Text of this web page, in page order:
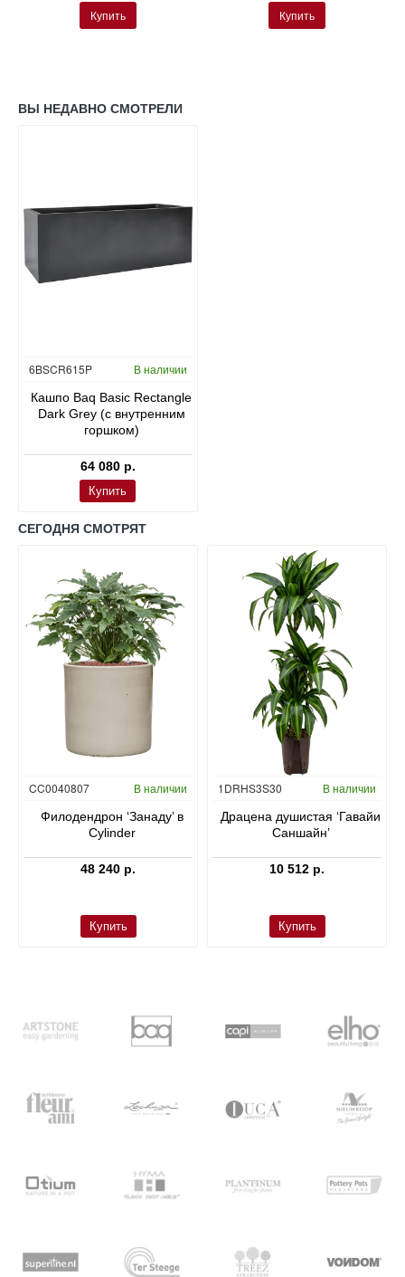
Купить Купить
ВЫ НЕДАВНО СМОТРЕЛИ
6BSCR615P В наличии
Кашпо Baq Basic Rectangle
Dark Grey (с внутренним
горшком)
64 080 р.
Купить
СЕГОДНЯ СМОТРЯТ
CC0040807 В наличии
Филодендрон ‘Занаду’ в
Cylinder
48 240 р.
Купить
Гидропоника
1DRHS3S30 В наличии
Драцена душистая ‘Гавайи
Саншайн’
10 512 р.
Купить